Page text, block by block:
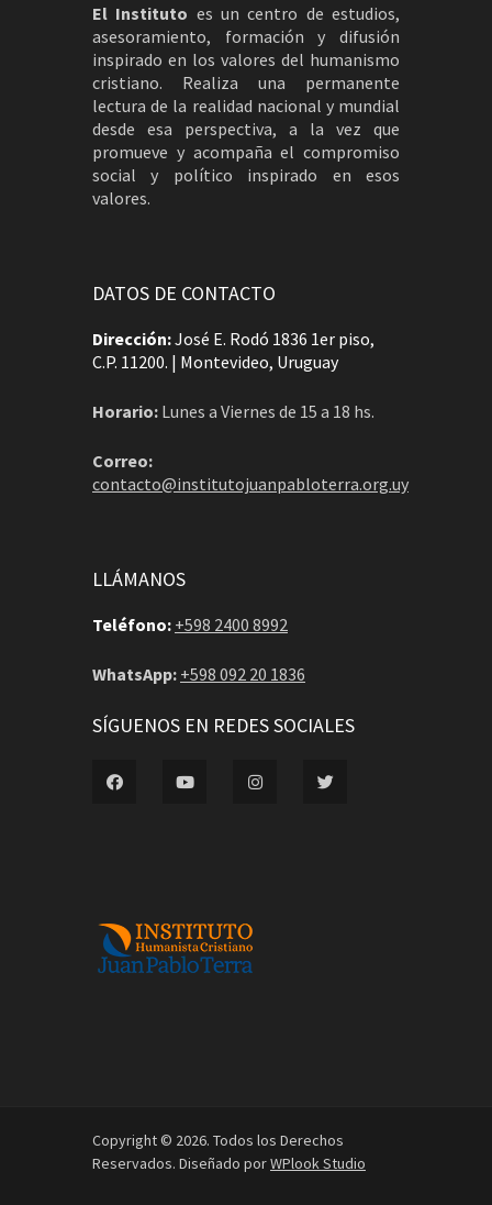
El Instituto es un centro de estudios,
asesoramiento, formación y difusión
inspirado en los valores del humanismo
cristiano. Realiza una permanente
lectura de la realidad nacional y mundial
desde esa perspectiva, a la vez que
promueve y acompaña el compromiso
social y político inspirado en esos
valores.
DATOS DE CONTACTO
Dirección:José E. Rodó 1836 1er piso,
C.P. 11200. | Montevideo, Uruguay
Horario: Lunes a Viernes de 15 a 18 hs.
Correo:
contacto@institutojuanpabloterra.org.uy
LLÁMANOS
Teléfono: +598 2400 8992
WhatsApp: +598 092 20 1836
SÍGUENOS EN REDES SOCIALES
Copyright © 2026. Todos los Derechos
Reservados. Diseñado porWPlook Studio